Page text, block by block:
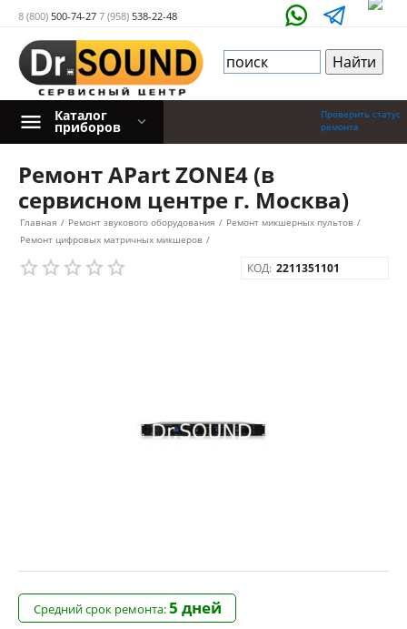
8 (800) 500-74-27 7 (958) 538-22-48
Проверить статус
ремонта
Каталог
приборов
Ремонт APart ZONE4 (в
сервисном центре г. Москва)
Главная / Ремонт звукового оборудования / Ремонт микшерных пультов /
Ремонт цифровых матричных микшеров /
КОД: 2211351101
Средний срок ремонта:5 дней